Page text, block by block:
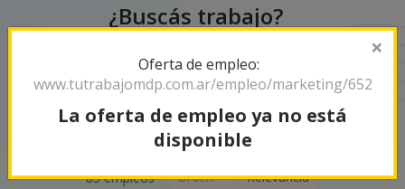
¿Buscás trabajo?
Somos tu radar de empleos en Mar del Plata y la
83 empleos Orden Relevancia
×
Oferta de empleo:
www.tutrabajomdp.com.ar/empleo/marketing/652
La oferta de empleo ya no está
disponible